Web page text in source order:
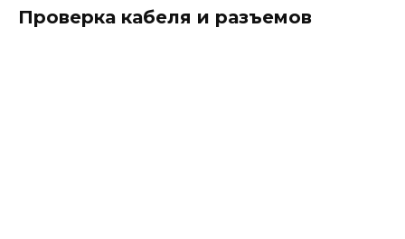
Проверка кабеля и разъемов